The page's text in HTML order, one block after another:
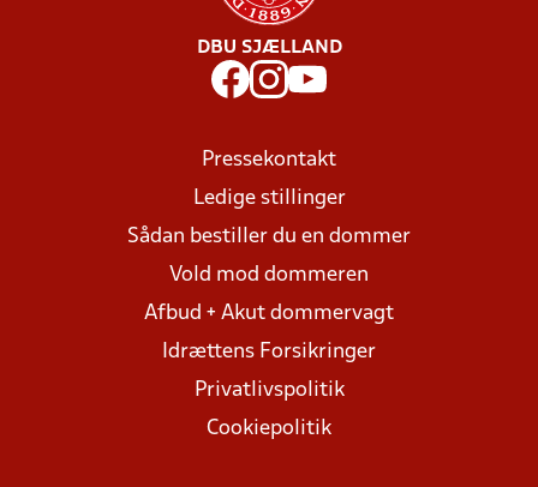
DBU SJÆLLAND
Pressekontakt
Ledige stillinger
Sådan bestiller du en dommer
Vold mod dommeren
Afbud + Akut dommervagt
Idrættens Forsikringer
Privatlivspolitik
Cookiepolitik